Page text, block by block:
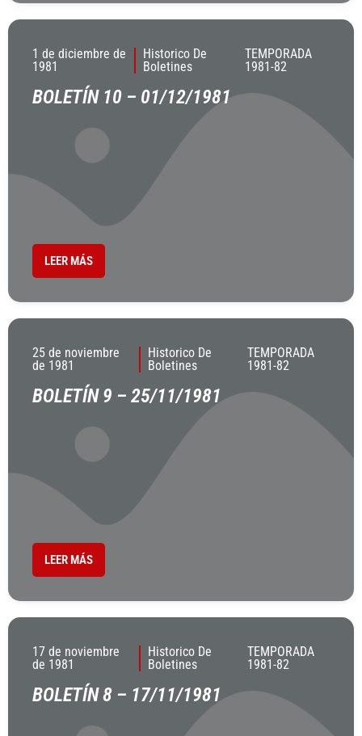
1 de diciembre de
1981
Historico De
Boletines
TEMPORADA
1981-82
BOLETÍN 10 – 01/12/1981
LEER MÁS
25 de noviembre
de 1981
Historico De
Boletines
TEMPORADA
1981-82
BOLETÍN 9 – 25/11/1981
LEER MÁS
17 de noviembre
de 1981
Historico De
Boletines
TEMPORADA
1981-82
BOLETÍN 8 – 17/11/1981